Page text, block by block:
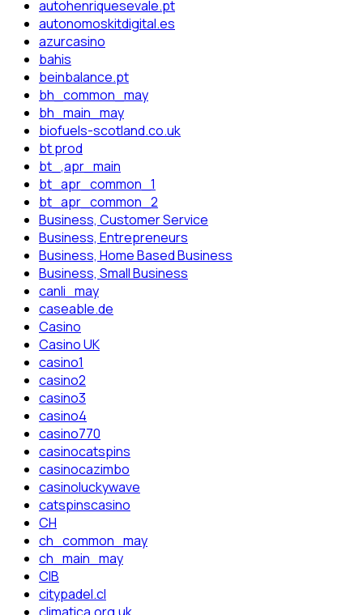
autohenriquesevale.pt
autonomoskitdigital.es
azurcasino
bahis
beinbalance.pt
bh_common_may
bh_main_may
biofuels-scotland.co.uk
bt prod
bt_,apr_main
bt_apr_common_1
bt_apr_common_2
Business, Customer Service
Business, Entrepreneurs
Business, Home Based Business
Business, Small Business
canli_may
caseable.de
Casino
Casino UK
casino1
casino2
casino3
casino4
casino770
casinocatspins
casinocazimbo
casinoluckywave
catspinscasino
CH
ch_common_may
ch_main_may
CIB
citypadel.cl
climatica.org.uk